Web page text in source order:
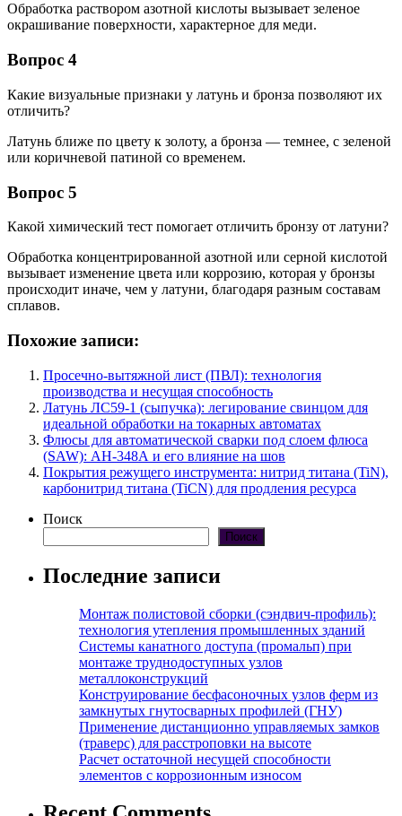
Обработка раствором азотной кислоты вызывает зеленое
окрашивание поверхности, характерное для меди.
Вопрос 4
Какие визуальные признаки у латунь и бронза позволяют их
отличить?
Латунь ближе по цвету к золоту, а бронза — темнее, с зеленой
или коричневой патиной со временем.
Вопрос 5
Какой химический тест помогает отличить бронзу от латуни?
Обработка концентрированной азотной или серной кислотой
вызывает изменение цвета или коррозию, которая у бронзы
происходит иначе, чем у латуни, благодаря разным составам
сплавов.
Похожие записи:
Просечно-вытяжной лист (ПВЛ): технология
производства и несущая способность
Латунь ЛС59-1 (сыпучка): легирование свинцом для
идеальной обработки на токарных автоматах
Флюсы для автоматической сварки под слоем флюса
(SAW): АН-348А и его влияние на шов
Покрытия режущего инструмента: нитрид титана (TiN),
карбонитрид титана (TiCN) для продления ресурса
Поиск
Поиск
Последние записи
Монтаж полистовой сборки (сэндвич-профиль):
технология утепления промышленных зданий
Системы канатного доступа (промальп) при
монтаже труднодоступных узлов
металлоконструкций
Конструирование бесфасоночных узлов ферм из
замкнутых гнутосварных профилей (ГНУ)
Применение дистанционно управляемых замков
(траверс) для расстроповки на высоте
Расчет остаточной несущей способности
элементов с коррозионным износом